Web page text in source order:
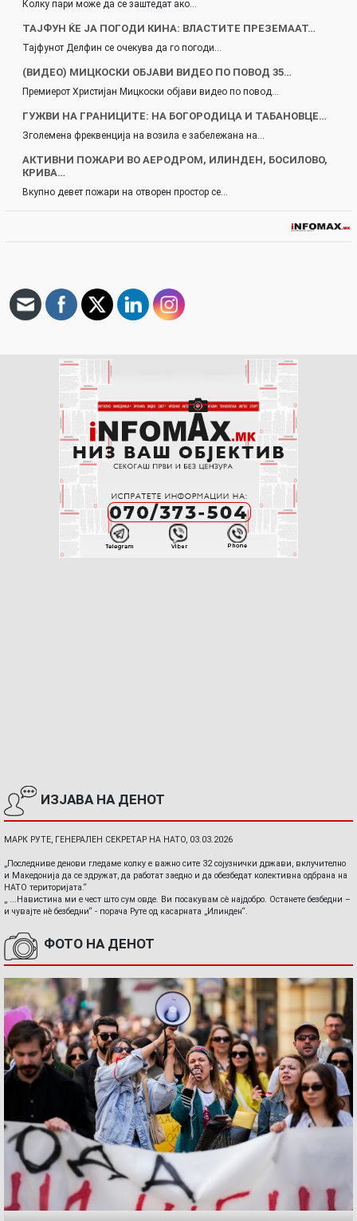
Колку пари може да се заштедат ако…
ТАЈФУН ЌЕ ЈА ПОГОДИ КИНА: ВЛАСТИТЕ ПРЕЗЕМААТ…
Тајфунот Делфин се очекува да го погоди…
(ВИДЕО) МИЦКОСКИ ОБЈАВИ ВИДЕО ПО ПОВОД 35…
Премиерот Христијан Мицкоски објави видео по повод…
ГУЖВИ НА ГРАНИЦИТЕ: НА БОГОРОДИЦА И ТАБАНОВЦЕ…
Зголемена фреквенција на возила е забележана на…
АКТИВНИ ПОЖАРИ ВО АЕРОДРОМ, ИЛИНДЕН, БОСИЛОВО,
КРИВА…
Вкупно девет пожари на отворен простор се…
ИЗЈАВА НА ДЕНОТ
МАРК РУТЕ, ГЕНЕРАЛЕН СЕКРЕТАР НА НАТО, 03.03.2026
„Последниве денови гледаме колку е важно сите 32 сојузнички држави, вклучително
и Македонија да се здружат, да работат заедно и да обезбедат колективна одбрана на
НАТО територијата.“
„ ...Навистина ми е чест што сум овде. Ви посакувам сè најдобро. Останете безбедни –
и чувајте нè безбедни“ - порача Руте од касарната „Илинден“.
ФОТО НА ДЕНОТ